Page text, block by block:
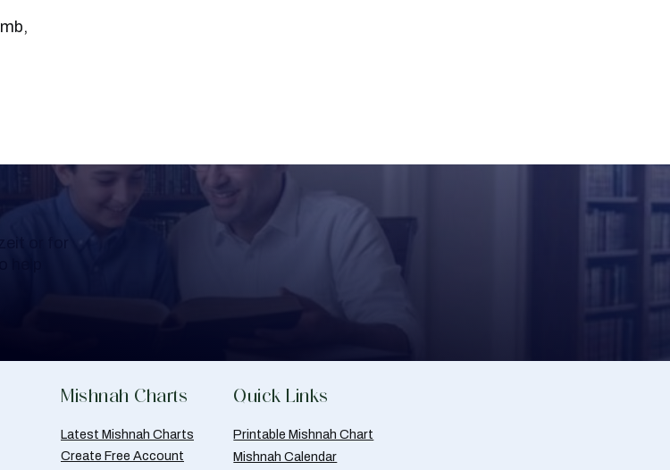
Mishnah Charts
Latest Mishnah Charts
Create Free Account
Quick Links
Printable Mishnah Chart
Mishnah Calendar